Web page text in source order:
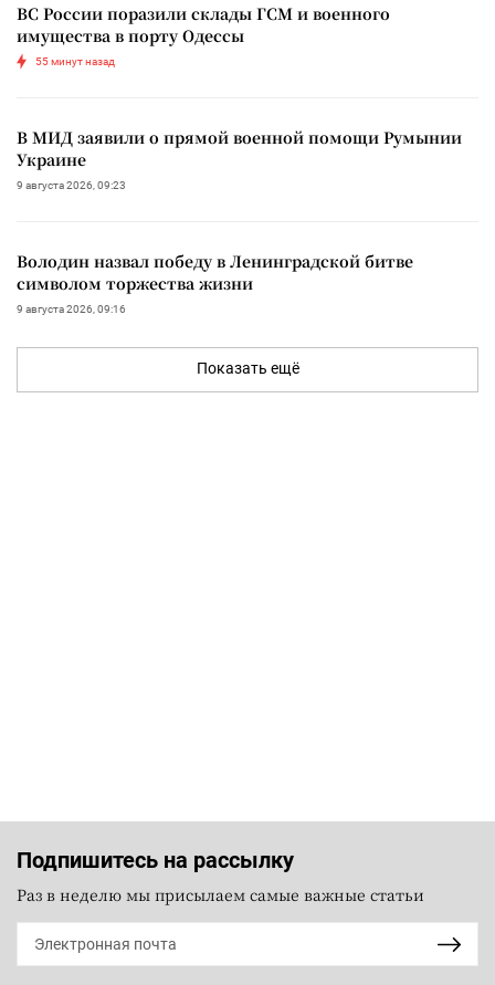
ВС России поразили склады ГСМ и военного
имущества в порту Одессы
55 минут назад
В МИД заявили о прямой военной помощи Румынии
Украине
9 августа 2026, 09:23
Володин назвал победу в Ленинградской битве
символом торжества жизни
9 августа 2026, 09:16
Показать ещё
Подпишитесь на рассылку
Раз в неделю мы присылаем самые важные статьи